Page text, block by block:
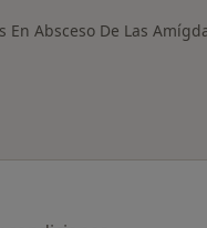
En Absceso De Las